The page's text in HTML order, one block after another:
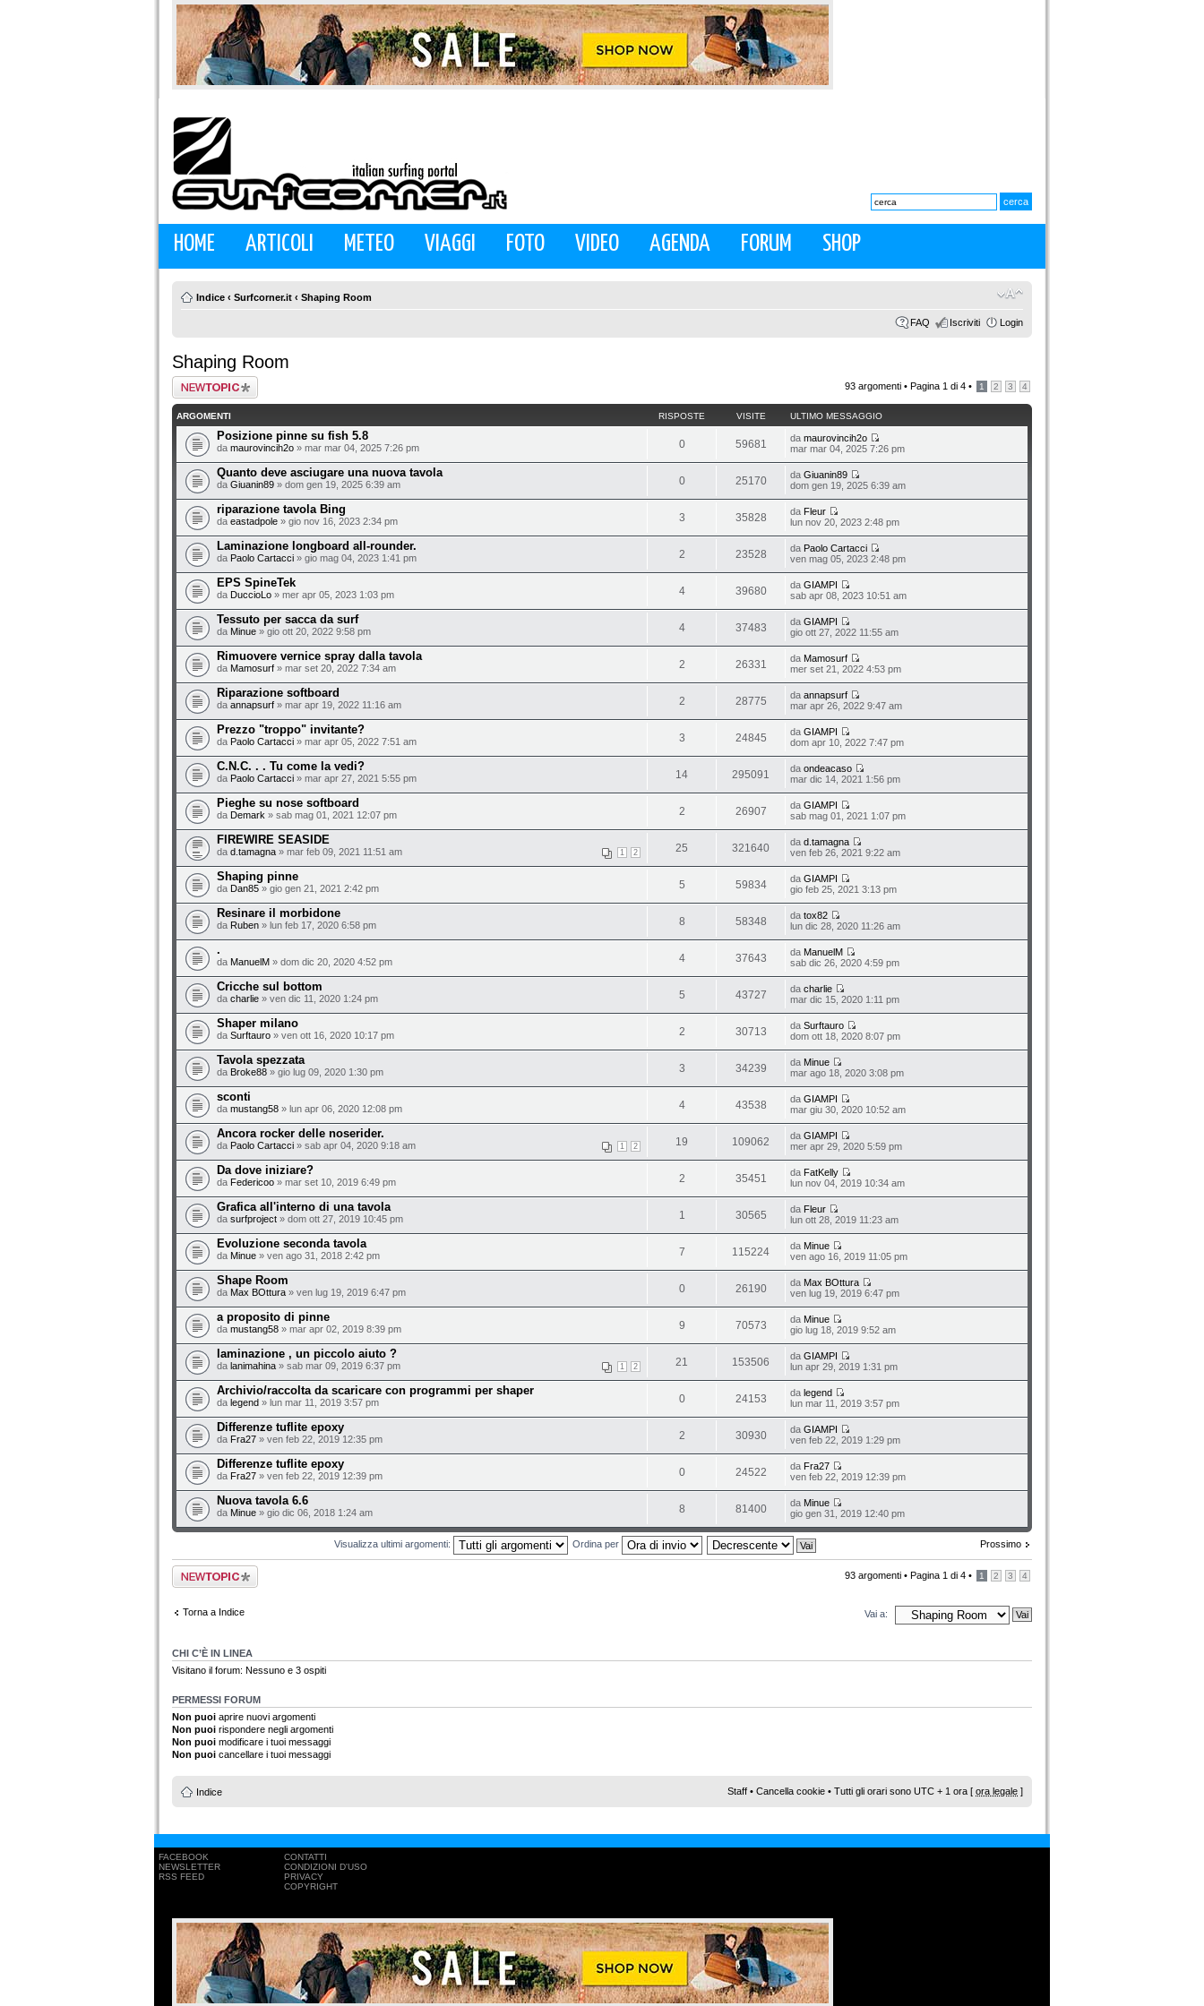
HOME ARTICOLI METEO VIAGGI FOTO VIDEO AGENDA FORUM SHOP
Indice ‹ Surfcorner.it ‹ Shaping Room
FAQ Iscriviti Login
Shaping Room
Scrivi un nuovo
argomento
93 argomenti • Pagina 1 di 4 • 1 2 3 4
ARGOMENTI RISPOSTE VISITE ULTIMO MESSAGGIO
Posizione pinne su fish 5.8
da maurovincih2o » mar mar 04, 2025 7:26 pm 0 59681 da maurovincih2o
mar mar 04, 2025 7:26 pm
Quanto deve asciugare una nuova tavola
da Giuanin89 » dom gen 19, 2025 6:39 am 0 25170 da Giuanin89
dom gen 19, 2025 6:39 am
riparazione tavola Bing
da eastadpole » gio nov 16, 2023 2:34 pm 3 35828 da Fleur
lun nov 20, 2023 2:48 pm
Laminazione longboard all-rounder.
da Paolo Cartacci » gio mag 04, 2023 1:41 pm 2 23528 da Paolo Cartacci
ven mag 05, 2023 2:48 pm
EPS SpineTek
da DuccioLo » mer apr 05, 2023 1:03 pm 4 39680 da GIAMPI
sab apr 08, 2023 10:51 am
Tessuto per sacca da surf
da Minue » gio ott 20, 2022 9:58 pm 4 37483 da GIAMPI
gio ott 27, 2022 11:55 am
Rimuovere vernice spray dalla tavola
da Mamosurf » mar set 20, 2022 7:34 am 2 26331 da Mamosurf
mer set 21, 2022 4:53 pm
Riparazione softboard
da annapsurf » mar apr 19, 2022 11:16 am 2 28775 da annapsurf
mar apr 26, 2022 9:47 am
Prezzo "troppo" invitante?
da Paolo Cartacci » mar apr 05, 2022 7:51 am 3 24845 da GIAMPI
dom apr 10, 2022 7:47 pm
C.N.C. . . Tu come la vedi?
da Paolo Cartacci » mar apr 27, 2021 5:55 pm 14 295091 da ondeacaso
mar dic 14, 2021 1:56 pm
Pieghe su nose softboard
da Demark » sab mag 01, 2021 12:07 pm 2 26907 da GIAMPI
sab mag 01, 2021 1:07 pm
FIREWIRE SEASIDE
1 2
da d.tamagna » mar feb 09, 2021 11:51 am 25 321640 da d.tamagna
ven feb 26, 2021 9:22 am
Shaping pinne
da Dan85 » gio gen 21, 2021 2:42 pm 5 59834 da GIAMPI
gio feb 25, 2021 3:13 pm
Resinare il morbidone
da Ruben » lun feb 17, 2020 6:58 pm 8 58348 da tox82
lun dic 28, 2020 11:26 am
.
da ManuelM » dom dic 20, 2020 4:52 pm 4 37643 da ManuelM
sab dic 26, 2020 4:59 pm
Cricche sul bottom
da charlie » ven dic 11, 2020 1:24 pm 5 43727 da charlie
mar dic 15, 2020 1:11 pm
Shaper milano
da Surftauro » ven ott 16, 2020 10:17 pm 2 30713 da Surftauro
dom ott 18, 2020 8:07 pm
Tavola spezzata
da Broke88 » gio lug 09, 2020 1:30 pm 3 34239 da Minue
mar ago 18, 2020 3:08 pm
sconti
da mustang58 » lun apr 06, 2020 12:08 pm 4 43538 da GIAMPI
mar giu 30, 2020 10:52 am
Ancora rocker delle noserider.
1 2
da Paolo Cartacci » sab apr 04, 2020 9:18 am 19 109062 da GIAMPI
mer apr 29, 2020 5:59 pm
Da dove iniziare?
da Federicoo » mar set 10, 2019 6:49 pm 2 35451 da FatKelly
lun nov 04, 2019 10:34 am
Grafica all'interno di una tavola
da surfproject » dom ott 27, 2019 10:45 pm 1 30565 da Fleur
lun ott 28, 2019 11:23 am
Evoluzione seconda tavola
da Minue » ven ago 31, 2018 2:42 pm 7 115224 da Minue
ven ago 16, 2019 11:05 pm
Shape Room
da Max BOttura » ven lug 19, 2019 6:47 pm 0 26190 da Max BOttura
ven lug 19, 2019 6:47 pm
a proposito di pinne
da mustang58 » mar apr 02, 2019 8:39 pm 9 70573 da Minue
gio lug 18, 2019 9:52 am
laminazione , un piccolo aiuto ?
1 2
da lanimahina » sab mar 09, 2019 6:37 pm 21 153506 da GIAMPI
lun apr 29, 2019 1:31 pm
Archivio/raccolta da scaricare con programmi per shaper
da legend » lun mar 11, 2019 3:57 pm 0 24153 da legend
lun mar 11, 2019 3:57 pm
Differenze tuflite epoxy
da Fra27 » ven feb 22, 2019 12:35 pm 2 30930 da GIAMPI
ven feb 22, 2019 1:29 pm
Differenze tuflite epoxy
da Fra27 » ven feb 22, 2019 12:39 pm 0 24522 da Fra27
ven feb 22, 2019 12:39 pm
Nuova tavola 6.6
da Minue » gio dic 06, 2018 1:24 am 8 81400 da Minue
gio gen 31, 2019 12:40 pm
Prossimo
Visualizza ultimi argomenti: Ordina per
Scrivi un nuovo
argomento
93 argomenti • Pagina 1 di 4 • 1 2 3 4
Torna a Indice Vai a:
CHI C’È IN LINEA
Visitano il forum: Nessuno e 3 ospiti
PERMESSI FORUM
Non puoi aprire nuovi argomenti
Non puoi rispondere negli argomenti
Non puoi modificare i tuoi messaggi
Non puoi cancellare i tuoi messaggi
Indice Staff • Cancella cookie • Tutti gli orari sono UTC + 1 ora [ ora legale ]
FACEBOOK
NEWSLETTER
RSS FEED
CONTATTI
CONDIZIONI D'USO
PRIVACY
COPYRIGHT